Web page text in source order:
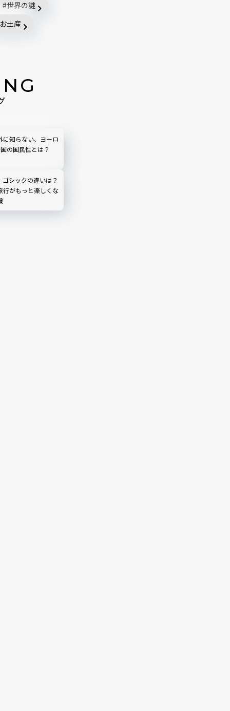
世界の謎
お土産
に知らない、ヨーロ
の国民性とは？
ゴシックの違いは？
行がもっと楽しくな